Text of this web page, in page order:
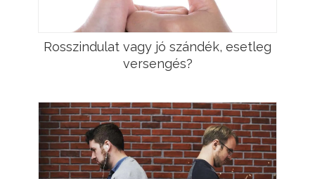
Rosszindulat vagy jó szándék, esetleg
versengés?